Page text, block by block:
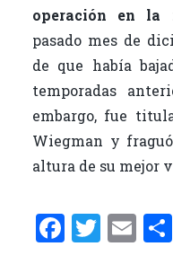
operación en la
pasado mes de
de que había
temporadas
embargo, fue
Wiegman y
altura de su mejor
F T E C